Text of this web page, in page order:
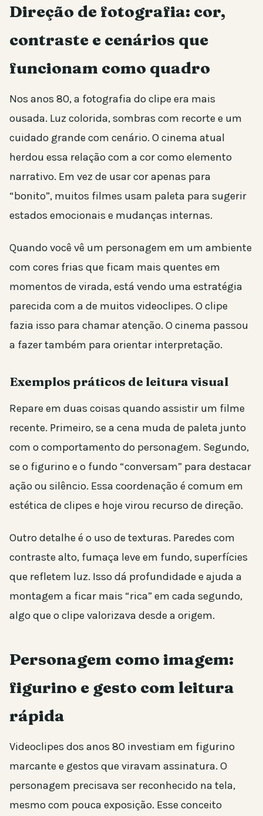
Direção de fotografia: cor,
contraste e cenários que
funcionam como quadro
Nos anos 80, a fotografia do clipe era mais
ousada. Luz colorida, sombras com recorte e um
cuidado grande com cenário. O cinema atual
herdou essa relação com a cor como elemento
narrativo. Em vez de usar cor apenas para
“bonito”, muitos filmes usam paleta para sugerir
estados emocionais e mudanças internas.
Quando você vê um personagem em um ambiente
com cores frias que ficam mais quentes em
momentos de virada, está vendo uma estratégia
parecida com a de muitos videoclipes. O clipe
fazia isso para chamar atenção. O cinema passou
a fazer também para orientar interpretação.
Exemplos práticos de leitura visual
Repare em duas coisas quando assistir um filme
recente. Primeiro, se a cena muda de paleta junto
com o comportamento do personagem. Segundo,
se o figurino e o fundo “conversam” para destacar
ação ou silêncio. Essa coordenação é comum em
estética de clipes e hoje virou recurso de direção.
Outro detalhe é o uso de texturas. Paredes com
contraste alto, fumaça leve em fundo, superfícies
que refletem luz. Isso dá profundidade e ajuda a
montagem a ficar mais “rica” em cada segundo,
algo que o clipe valorizava desde a origem.
Personagem como imagem:
figurino e gesto com leitura
rápida
Videoclipes dos anos 80 investiam em figurino
marcante e gestos que viravam assinatura. O
personagem precisava ser reconhecido na tela,
mesmo com pouca exposição. Esse conceito